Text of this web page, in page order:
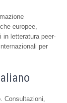
europee,
in letteratura peer-
per
Consultazioni,